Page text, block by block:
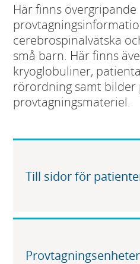
Här finns övergripande
cerebrospinalvätska
små barn. Här finns
kryoglobuliner,
rörordning samt bilder
provtagningsmateriel.
Till sidor för